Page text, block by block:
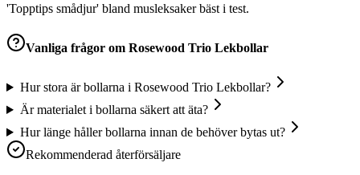
'Topptips smådjur' bland musleksaker bäst i test.
Vanliga frågor om Rosewood Trio Lekbollar
Hur stora är bollarna i Rosewood Trio Lekbollar?
Är materialet i bollarna säkert att äta?
Hur länge håller bollarna innan de behöver bytas ut?
Rekommenderad återförsäljare